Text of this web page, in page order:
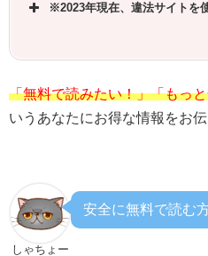
※2023年現在、違法サイトを
「無料で読みたい！」「もっ
いうあなたにお得な情報をお伝
しゃちょー
安全に無料で読む